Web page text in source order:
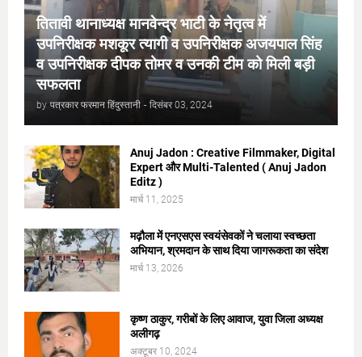
तितावी थानाध्यक्ष मानवेन्द्र भाटी के नेतृत्व में
उपनिरीक्षक मशकूर त्यागी व उपनिरीक्षक अजयपाल सिंह
व उपनिरीक्षक दीपक तोमर व उनकी टीम को मिली बड़ी
सफलता
by पत्रकार फरमान हिंदुस्तानी - दिसंबर 03, 2024
Anuj Jadon : Creative Filmmaker, Digital
Expert और Multi-Talented ( Anuj Jadon
Editz )
मार्च 11, 2025
मढ़ौला में एनएसएस स्वयंसेवकों ने चलाया स्वच्छता
अभियान, श्रमदान के साथ दिया जागरूकता का संदेश
मार्च 13, 2026
कृष्ण ठाकुर, गरीबों के लिए आवाज, युवा जिला अध्यक्ष
अलीगढ़
अक्टूबर 10, 2024